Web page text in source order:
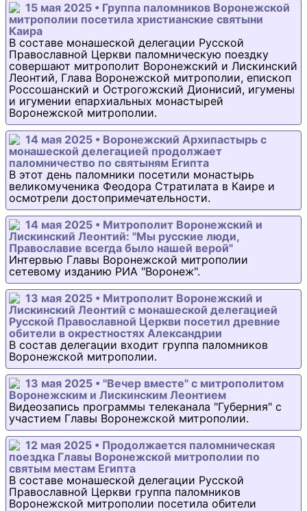
15 мая 2025 • Группа паломников Воронежской
митрополии посетила христианские святыни
Каира
В составе монашеской делегации Русской
Православной Церкви паломническую поездку
совершают митрополит Воронежский и Лискинский
Леонтий, Глава Воронежской митрополии, епископ
Россошанский и Острогожский Дионисий, игумены
и игумении епархиальных монастырей
Воронежской митрополии.
14 мая 2025 • Воронежский Архипастырь с
монашеской делегацией продолжает
паломничество по святыням Египта
В этот день паломники посетили монастырь
великомученика Феодора Стратилата в Каире и
осмотрели достопримечательности.
14 мая 2025 • Митрополит Воронежский и
Лискинский Леонтий: "Мы русские люди,
Православие всегда было нашей верой"
Интервью Главы Воронежской митрополии
сетевому изданию РИА "Воронеж".
13 мая 2025 • Митрополит Воронежский и
Лискинский Леонтий с монашеской делегацией
Русской Православной Церкви посетил древние
обители в окрестностях Александрии
В состав делегации входит группа паломников
Воронежской митрополии.
13 мая 2025 • "Вечер вместе" с митрополитом
Воронежским и Лискинским Леонтием
Видеозапись программы телеканала "Губерния" с
участием Главы Воронежской митрополии.
12 мая 2025 • Продолжается паломническая
поездка Главы Воронежской митрополии по
святым местам Египта
В составе монашеской делегации Русской
Православной Церкви группа паломников
Воронежской митрополии посетила обители